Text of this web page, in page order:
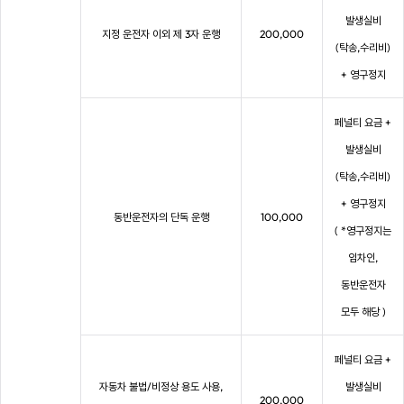
지정 운전자 이외 제 3자 운행 200,000
발생실비
(탁송,수리비)
+ 영구정지
동반운전자의 단독 운행 100,000
페널티 요금 +
발생실비
(탁송,수리비)
+ 영구정지
( *영구정지는
임차인,
동반운전자
모두 해당 )
자동차 불법/비정상 용도 사용,
200,000
페널티 요금 +
발생실비